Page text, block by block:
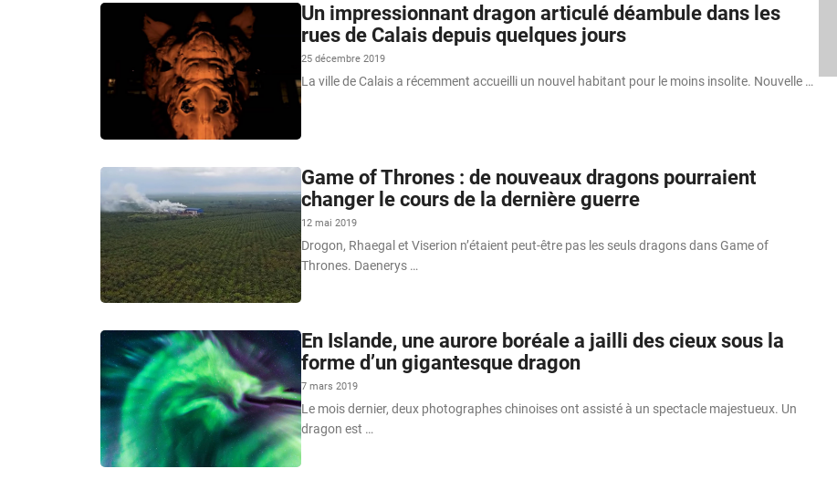
Un impressionnant dragon articulé déambule dans les
rues de Calais depuis quelques jours
25 décembre 2019
La ville de Calais a récemment accueilli un nouvel habitant pour le moins insolite. Nouvelle …
Game of Thrones : de nouveaux dragons pourraient
changer le cours de la dernière guerre
12 mai 2019
Drogon, Rhaegal et Viserion n’étaient peut-être pas les seuls dragons dans Game of
Thrones. Daenerys …
En Islande, une aurore boréale a jailli des cieux sous la
forme d’un gigantesque dragon
7 mars 2019
Le mois dernier, deux photographes chinoises ont assisté à un spectacle majestueux. Un
dragon est …